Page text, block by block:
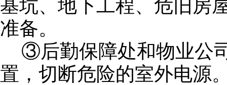
基坑、地下工程、危旧房
准备。
③后勤保障处和物业公
置，切断危险的室外电源